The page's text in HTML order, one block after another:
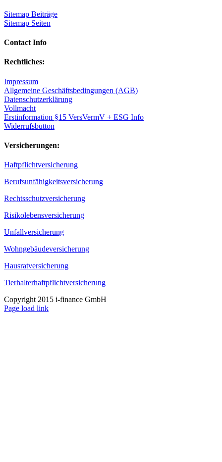
Sitemap Beiträge
Sitemap Seiten
Contact Info
Rechtliches:
Impressum
Allgemeine Geschäftsbedingungen (AGB)
Datenschutzerklärung
Vollmacht
Erstinformation §15 VersVermV + ESG Info
Widerrufsbutton
Versicherungen:
Haftpflichtversicherung
Berufsunfähigkeitsversicherung
Rechtsschutzversicherung
Risikolebensversicherung
Unfallversicherung
Wohngebäudeversicherung
Hausratversicherung
Tierhalterhaftpflichtversicherung
Copyright 2015 i-finance GmbH
Page load link